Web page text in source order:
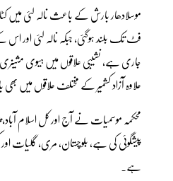
فٹ تک بلند ہوگئی، جبکہ نالہ لئی اور
جاری ہے، نشیبی علاقوں میں ہیوی
علاوہ آزاد کشمیر کے مختلف علاقوں میں
محکمہ موسمیات نے آج اور کل اسلام آباد،
پیشگوئی کی ہے، بلوچستان، مری، گلیات
ہے۔